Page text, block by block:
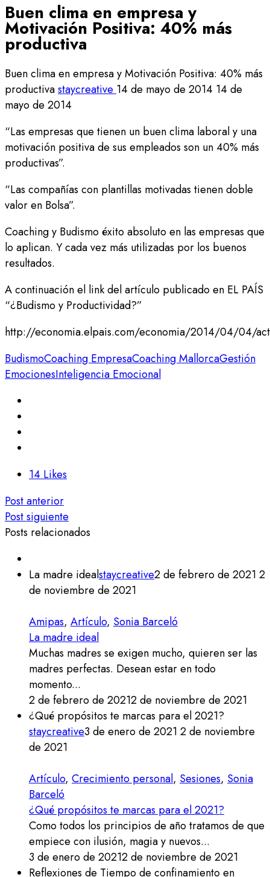
Buen clima en empresa y
Motivación Positiva: 40% más
productiva
Buen clima en empresa y Motivación Positiva: 40% más
productivastaycreative 14 de mayo de 2014 14 de
mayo de 2014
“Las empresas que tienen un buen clima laboral y una
motivación positiva de sus empleados son un 40% más
productivas”.
“Las compañías con plantillas motivadas tienen doble
valor en Bolsa”.
Coaching y Budismo éxito absoluto en las empresas que
lo aplican. Y cada vez más utilizadas por los buenos
resultados.
A continuación el link del artículo publicado en EL PAÍS
“¿Budismo y Productividad?”
http://economia.elpais.com/economia/2014/04/04/
BudismoCoaching EmpresaCoaching MallorcaGestión
EmocionesInteligencia Emocional
14 Likes
Post anterior
Post siguiente
Posts relacionados
La madre idealstaycreative2 de febrero de 2021 2
de noviembre de 2021
Amipas, Artículo, Sonia Barceló
La madre ideal
Muchas madres se exigen mucho, quieren ser las
madres perfectas. Desean estar en todo
momento...
2 de febrero de 20212 de noviembre de 2021
¿Qué propósitos te marcas para el 2021?
staycreative3 de enero de 2021 2 de noviembre
de 2021
Artículo, Crecimiento personal, Sesiones, Sonia
Barceló
¿Qué propósitos te marcas para el 2021?
Como todos los principios de año tratamos de que
empiece con ilusión, magia y nuevos...
3 de enero de 20212 de noviembre de 2021
Reflexiones de Tiempo de confinamiento en